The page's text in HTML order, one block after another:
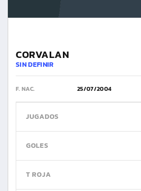
CORVALAN
SIN DEFINIR
F. NAC. 25/07/2004
JUGADOS
GOLES
T ROJA